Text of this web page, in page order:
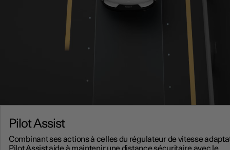
Pilot Assist
Combinant ses actions à celles du régulateur de vitesse